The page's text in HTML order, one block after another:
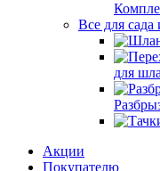
Все для сада
для
Акции
Покупателю